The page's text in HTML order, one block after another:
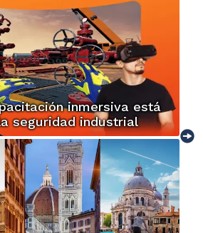
inmersiva está
seguridad industrial